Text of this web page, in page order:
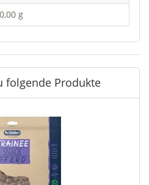
g
folgende Produkte